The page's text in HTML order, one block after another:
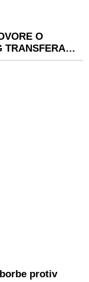
O
TRANSFERA…
protiv